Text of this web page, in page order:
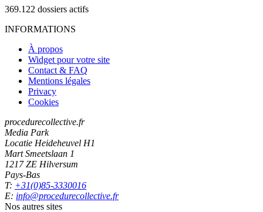
369.122 dossiers actifs
INFORMATIONS
À propos
Widget pour votre site
Contact & FAQ
Mentions légales
Privacy
Cookies
procedurecollective.fr
Media Park
Locatie Heideheuvel H1
Mart Smeetslaan 1
1217 ZE Hilversum
Pays-Bas
T: +31(0)85-3330016
E: info@procedurecollective.fr
Nos autres sites